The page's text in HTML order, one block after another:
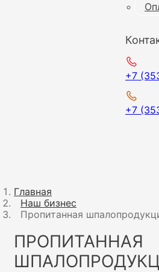
+7
+7
Главная
Наш бизнес
Пропитанная
ПРОПИТАННАЯ